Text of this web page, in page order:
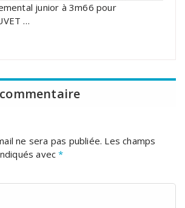
junior à 3m66 pour
…
ne sera pas publiée. Les champs
avec*